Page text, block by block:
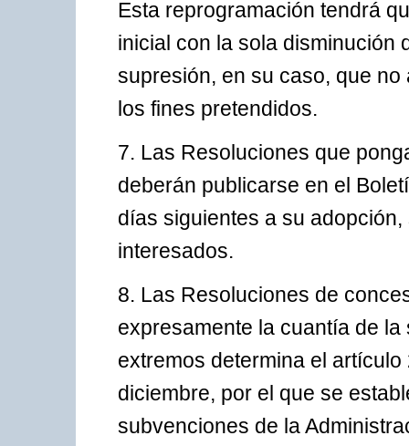
Esta reprogramación tendrá
inicial con la sola disminución
supresión, en su caso, que
los fines pretendidos.
7. Las Resoluciones que
deberán publicarse en el
días siguientes a su
interesados.
8. Las Resoluciones de
expresamente la cuantía de
extremos determina el
diciembre, por el que se
subvenciones de la